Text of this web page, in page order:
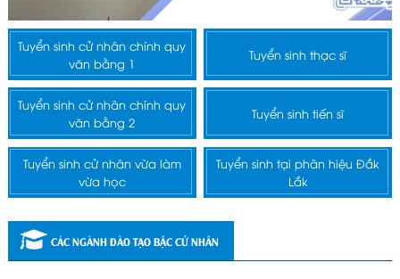
Tuyển sinh cử nhân chính quy
văn bằng 1
Tuyển sinh thạc sĩ
Tuyển sinh cử nhân chính quy
văn bằng 2
Tuyển sinh tiến sĩ
Tuyển sinh cử nhân vừa làm
vừa học
Tuyển sinh tại phân hiệu Đắk
Lắk
CÁC NGÀNH ĐÀO TẠO BẬC CỬ NHÂN